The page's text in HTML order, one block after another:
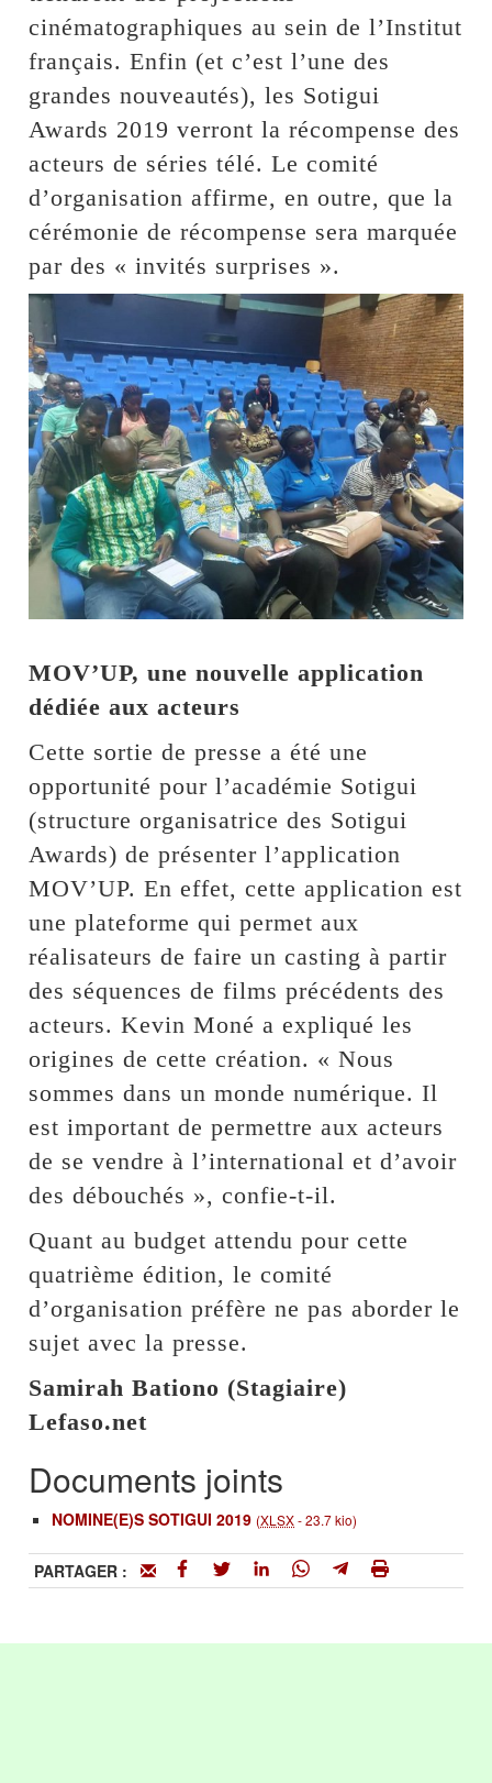
cinématographiques au sein de l’Institut
français. Enfin (et c’est l’une des
grandes nouveautés), les Sotigui
Awards 2019 verront la récompense des
acteurs de séries télé. Le comité
d’organisation affirme, en outre, que la
cérémonie de récompense sera marquée
par des « invités surprises ».
MOV’UP, une nouvelle application
dédiée aux acteurs
Cette sortie de presse a été une
opportunité pour l’académie Sotigui
(structure organisatrice des Sotigui
Awards) de présenter l’application
MOV’UP. En effet, cette application est
une plateforme qui permet aux
réalisateurs de faire un casting à partir
des séquences de films précédents des
acteurs. Kevin Moné a expliqué les
origines de cette création. « Nous
sommes dans un monde numérique. Il
est important de permettre aux acteurs
de se vendre à l’international et d’avoir
des débouchés », confie-t-il.
Quant au budget attendu pour cette
quatrième édition, le comité
d’organisation préfère ne pas aborder le
sujet avec la presse.
Samirah Bationo (Stagiaire)
Lefaso.net
Documents joints
NOMINE(E)S SOTIGUI 2019 (XLSX-23.7 kio)
PARTAGER :